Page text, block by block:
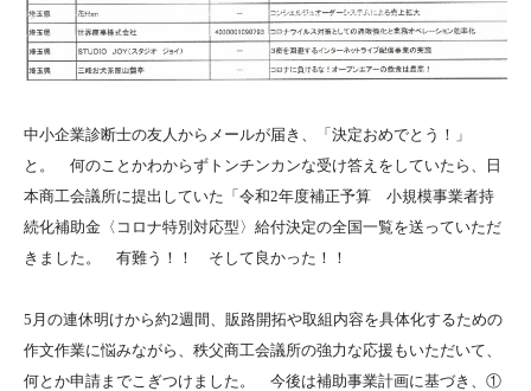
中小企業診断士の友人からメールが届き、「決定おめでとう！」
と。 何のことかわからずトンチンカンな受け答えをしていたら、日
本商工会議所に提出していた「令和2年度補正予算 小規模事業者持
続化補助金〈コロナ特別対応型〉給付決定の全国一覧を送っていただ
きました。 有難う！！ そして良かった！！
5月の連休明けから約2週間、販路開拓や取組内容を具体化するための
作文作業に悩みながら、秩父商工会議所の強力な応援もいただいて、
何とか申請までこぎつけました。 今後は補助事業計画に基づき、①